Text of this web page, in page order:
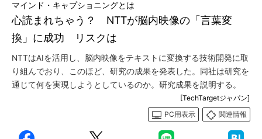
心読まれちゃう？ NTTが脳内映像の「言葉変
換」に成功 リスクは
マインド・キャプショニングとは
NTTはAIを活用し、脳内映像をテキストに変換する技術開発に取
り組んでおり、このほど、研究の成果を発表した。同社は研究を
通じて何を実現しようとしているのか。研究成果を説明する。
[TechTargetジャパン]
PC用表示
関連情報